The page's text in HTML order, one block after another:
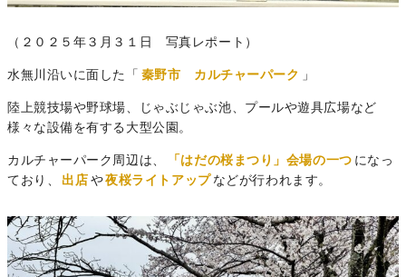
（２０２５年３月３１日 写真レポート）
水無川沿いに面した「 秦野市 カルチャーパーク 」
陸上競技場や野球場、じゃぶじゃぶ池、プールや遊具広場など
様々な設備を有する大型公園。
カルチャーパーク周辺は、 「はだの桜まつり」会場の一つ になっ
ており、
出店 や夜桜ライトアップ などが行われます。